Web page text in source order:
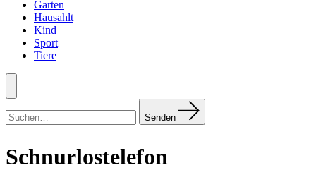
Garten
Hausahlt
Kind
Sport
Tiere
Menü
nach:
Senden
Schnurlostelefon